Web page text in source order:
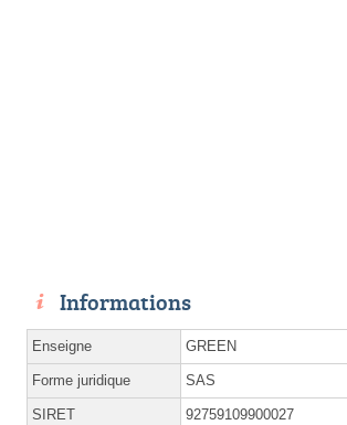
Informations
Enseigne GREEN
Forme juridique SAS
SIRET 92759109900027